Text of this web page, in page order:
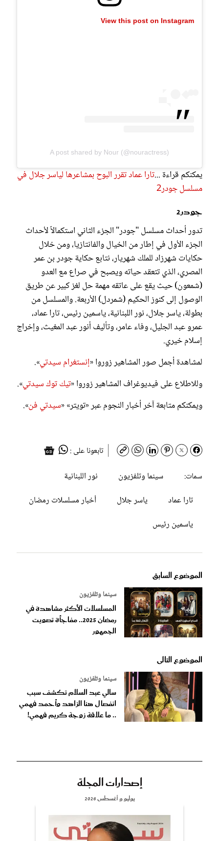
View this post on Instagram
A post shared by Nour (@nouractress)
يمكنكم قراءة ...تارا عماد تقرر البوح بمشاعرها لياسر جلال في
مسلسل جودر2
جودر2
تدور أحداث مسلسل "جودر" الجزء الثاني استكمالاً لأحداث
الجزء الأول في إطار من الخيال والفانتازيا، ومن خلال
حكايات شهرزاد للملك شهريار، نتابع حكاية جودر بن عمر
المصري، الذي تتعقد حياته ويصبح في صراع مع العدو
(شمعون) حيث يقع على عاتقه مهمة حل لغز كبير عن طريق
الوصول إلى كنوز الحكيم (شمردل) الأربعة. والمسلسل من
بطولة، ياسر جلال، نور اللبنانية، ياسمين رئيس، تارا عماد،
عمرو عبد الجليل، وفاء عامر، وتأليف أنور عبد المغيث، وإخراج
إسلام خيري.
لمشاهدة أجمل صور المشاهير زوروا «إنستغرام سيدتي».
وللاطلاع على فيديوغراف المشاهير زوروا «تيك توك سيدتي».
ويمكنكم متابعة آخر أخبار النجوم عبر «تويتر» «سيدتي فن».
تابعونا على :
سمات:
سينما وتلفزيون
نور اللبنانية
تارا عماد
ياسر جلال
أخبار مسلسلات رمضان
ياسمين رئيس
الموضوع السابق
سينما وتلفزيون
المسلسلات الأكثر مشاهدة في
رمضان 2025.. مفاجأة تصويت
الجمهور
الموضوع التالى
سينما وتلفزيون
سالي عبد السلام تكشف سبب
انفصال هنا الزاهد وأحمد فهمي
.. ما علاقة زوجة كريم فهمي!
إصدارات المجلة
يوليو و أغسطس 2026